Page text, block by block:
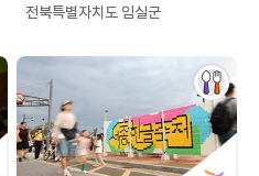
전북특별자치도 임실군